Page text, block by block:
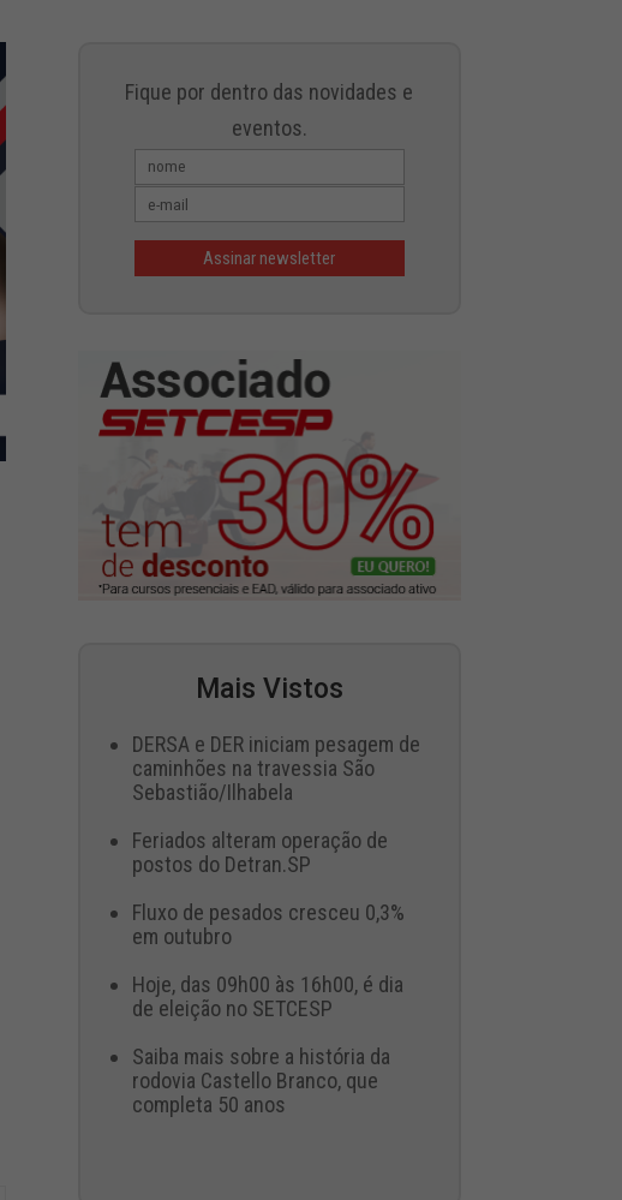
Fique por dentro das novidades e
eventos.
Mais Vistos
DERSA e DER iniciam pesagem de
caminhões na travessia São
Sebastião/Ilhabela
Feriados alteram operação de
postos do Detran.SP
Fluxo de pesados cresceu 0,3%
em outubro
Hoje, das 09h00 às 16h00, é dia
de eleição no SETCESP
Saiba mais sobre a história da
rodovia Castello Branco, que
completa 50 anos